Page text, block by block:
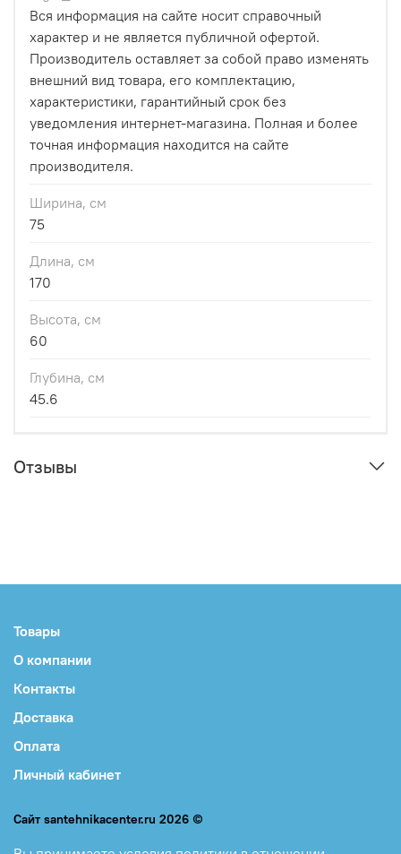
Вся информация на сайте носит справочный
характер и не является публичной офертой.
Производитель оставляет за собой право изменять
внешний вид товара, его комплектацию,
характеристики, гарантийный срок без
уведомления интернет-магазина. Полная и более
точная информация находится на сайте
производителя.
Ширина, см
75
Длина, см
170
Высота, см
60
Глубина, см
45.6
Отзывы
Товары
О компании
Контакты
Доставка
Оплата
Личный кабинет
Сайт santehnikacenter.ru 2026 ©